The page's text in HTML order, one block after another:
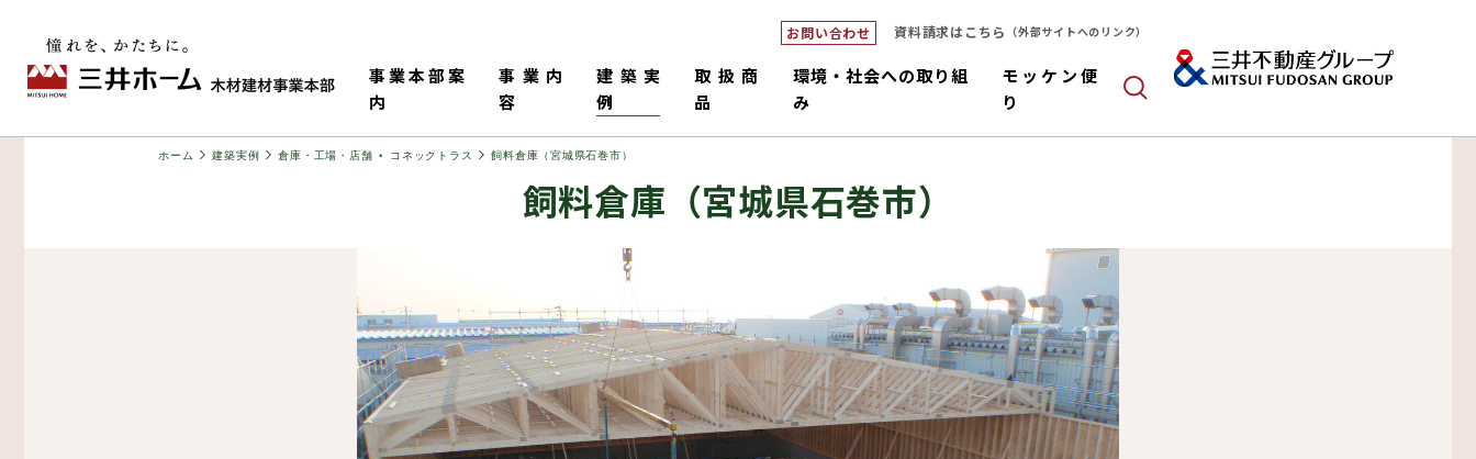
お問い合わせ 資料請求はこちら （外部サイトへのリンク）
事業本部案
内
事業本部情報 販売・施工 設計・積算
事業内
容
構造材 国産材 中大規模木造
建築実
例
老健・児童施設 倉庫・工場・店舗 畜舎
取扱商
品
M-HR工法（木造でつくるピロ
ティ）
コネックトラス ダブルシールドパネル
環境・社会への取り組
み
モッケン便
り
ホーム 建築実例 倉庫・工場・店舗 ・ コネックトラス 飼料倉庫（宮城県石巻市）
飼料倉庫（宮城県石巻市）